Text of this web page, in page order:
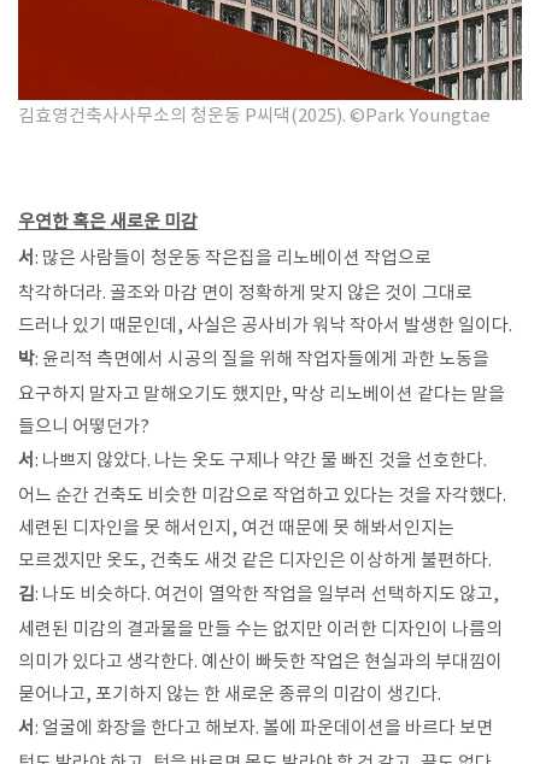
김효영건축사사무소의 청운동 P씨댁(2025). ©Park Youngtae
우연한 혹은 새로운 미감
서 : 많은 사람들이 청운동 작은집을 리노베이션 작업으로
착각하더라. 골조와 마감 면이 정확하게 맞지 않은 것이 그대로
드러나 있기 때문인데, 사실은 공사비가 워낙 작아서 발생한 일이다.
박: 윤리적 측면에서 시공의 질을 위해 작업자들에게 과한 노동을
요구하지 말자고 말해오기도 했지만, 막상 리노베이션 같다는 말을
들으니 어떻던가?
서 : 나쁘지 않았다. 나는 옷도 구제나 약간 물 빠진 것을 선호한다.
어느 순간 건축도 비슷한 미감으로 작업하고 있다는 것을 자각했다.
세련된 디자인을 못 해서인지, 여건 때문에 못 해봐서인지는
모르겠지만 옷도, 건축도 새것 같은 디자인은 이상하게 불편하다.
김: 나도 비슷하다. 여건이 열악한 작업을 일부러 선택하지도 않고,
세련된 미감의 결과물을 만들 수는 없지만 이러한 디자인이 나름의
의미가 있다고 생각한다. 예산이 빠듯한 작업은 현실과의 부대낌이
묻어나고, 포기하지 않는 한 새로운 종류의 미감이 생긴다.
서 : 얼굴에 화장을 한다고 해보자. 볼에 파운데이션을 바르다 보면